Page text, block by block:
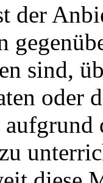
der
sind,
oder